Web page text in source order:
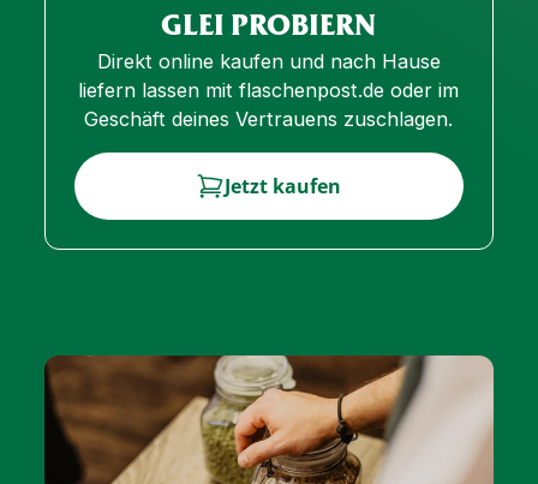
GLEI PROBIERN
Direkt online kaufen und nach Hause
liefern lassen mit flaschenpost.de oder im
Geschäft deines Vertrauens zuschlagen.
Jetzt kaufen